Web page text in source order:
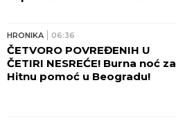
HRONIKA 06:36
ČETVORO POVREĐENIH U
ČETIRI NESREĆE! Burna noć za
Hitnu pomoć u Beogradu!